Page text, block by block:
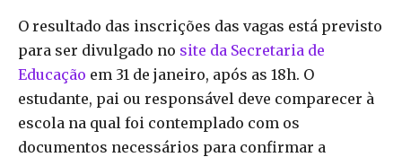
O resultado das inscrições das vagas está previsto
para ser divulgado no site da Secretaria de
Educação em 31 de janeiro, após as 18h. O
estudante, pai ou responsável deve comparecer à
escola na qual foi contemplado com os
documentos necessários para confirmar a